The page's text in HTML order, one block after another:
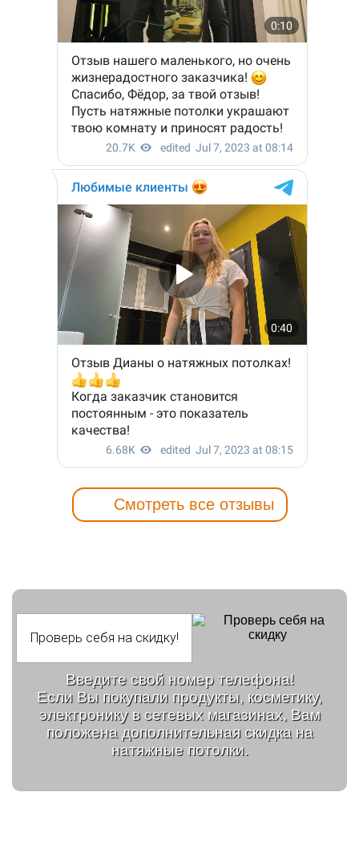
Смотреть все отзывы
Введите свой номер телефона!
Если Вы покупали продукты, косметику,
электронику в сетевых магазинах, Вам
положена дополнительная скидка на
натяжные потолки.